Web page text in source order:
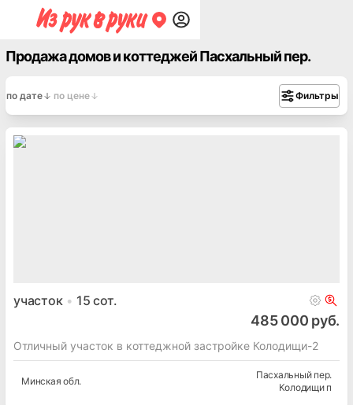
Продажа домов и коттеджей Пасхальный пер.
по дате по цене Фильтры
участок 15 сот.
485 000 руб.
Отличный участок в коттеджной застройке Колодищи-2
Минская обл.
Пасхальный пер.
Колодищи п